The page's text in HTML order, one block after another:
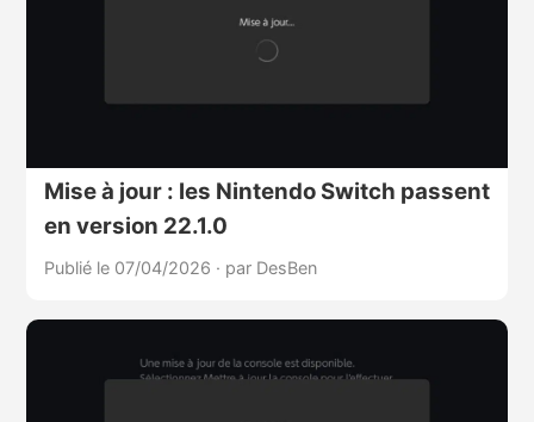
Mise à jour : les Nintendo Switch passent
en version 22.1.0
Publié le 07/04/2026 · par DesBen